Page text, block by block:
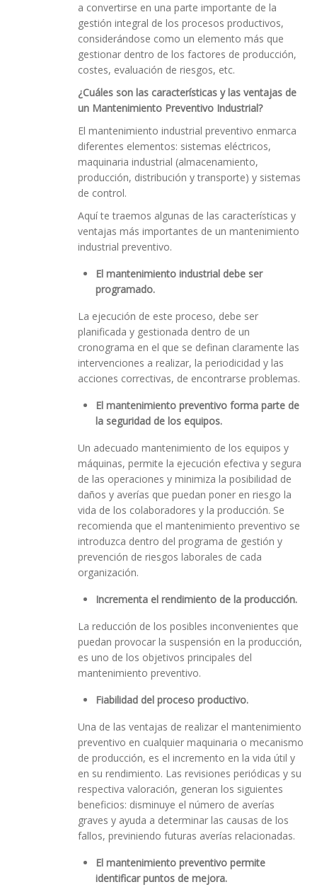
a convertirse en una parte importante de la
gestión integral de los procesos productivos,
considerándose como un elemento más que
gestionar dentro de los factores de producción,
costes, evaluación de riesgos, etc.
¿Cuáles son las características y las ventajas de
un Mantenimiento Preventivo Industrial?
El mantenimiento industrial preventivo enmarca
diferentes elementos: sistemas eléctricos,
maquinaria industrial (almacenamiento,
producción, distribución y transporte) y sistemas
de control.
Aquí te traemos algunas de las características y
ventajas más importantes de un mantenimiento
industrial preventivo.
El mantenimiento industrial debe ser
programado.
La ejecución de este proceso, debe ser
planificada y gestionada dentro de un
cronograma en el que se definan claramente las
intervenciones a realizar, la periodicidad y las
acciones correctivas, de encontrarse problemas.
El mantenimiento preventivo forma parte de
la seguridad de los equipos.
Un adecuado mantenimiento de los equipos y
máquinas, permite la ejecución efectiva y segura
de las operaciones y minimiza la posibilidad de
daños y averías que puedan poner en riesgo la
vida de los colaboradores y la producción. Se
recomienda que el mantenimiento preventivo se
introduzca dentro del programa de gestión y
prevención de riesgos laborales de cada
organización.
Incrementa el rendimiento de la producción.
La reducción de los posibles inconvenientes que
puedan provocar la suspensión en la producción,
es uno de los objetivos principales del
mantenimiento preventivo.
Fiabilidad del proceso productivo.
Una de las ventajas de realizar el mantenimiento
preventivo en cualquier maquinaria o mecanismo
de producción, es el incremento en la vida útil y
en su rendimiento. Las revisiones periódicas y su
respectiva valoración, generan los siguientes
beneficios: disminuye el número de averías
graves y ayuda a determinar las causas de los
fallos, previniendo futuras averías relacionadas.
El mantenimiento preventivo permite
identificar puntos de mejora.